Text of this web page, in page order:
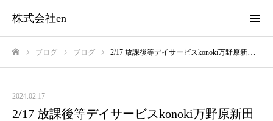
株式会社en
ブログ ブログ 2/17 放課後等デイサービスkonoki万野原新田 保護者イベント 親子運動会
2024.02.17
2/17 放課後等デイサービスkonoki万野原新田